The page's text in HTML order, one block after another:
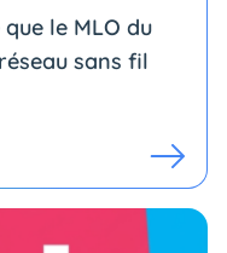
le MLO du
sans fil